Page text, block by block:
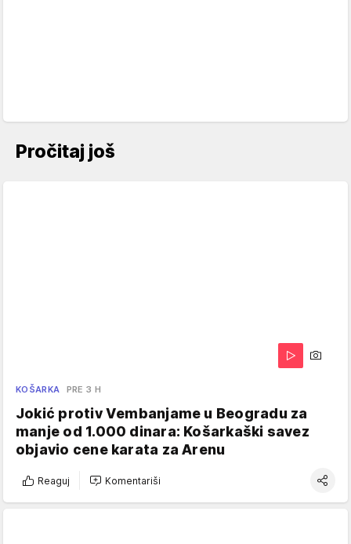
Pročitaj još
KOŠARKA PRE 3 H
Jokić protiv Vembanjame u Beogradu za
manje od 1.000 dinara: Košarkaški savez
objavio cene karata za Arenu
Reaguj Komentariši